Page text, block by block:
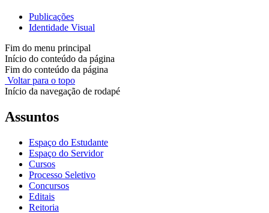
Publicações
Identidade Visual
Fim do menu principal
Início do conteúdo da página
Fim do conteúdo da página
Voltar para o topo
Início da navegação de rodapé
Assuntos
Espaço do Estudante
Espaço do Servidor
Cursos
Processo Seletivo
Concursos
Editais
Reitoria